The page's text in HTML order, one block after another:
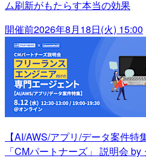
ム刷新がもたらす本当の効果
開催前2026年8月18日(火) 15:00
【AI/AWS/アプリ/データ案件
「CMパートナーズ」 説明会